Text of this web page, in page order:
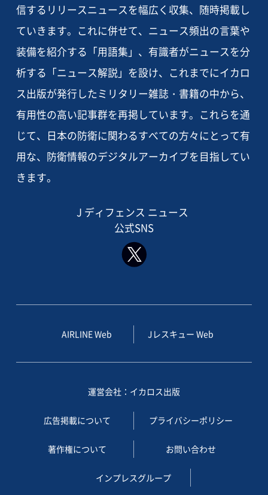
信するリリースニュースを幅広く収集、随時掲載し
ていきます。これに併せて、ニュース頻出の言葉や
装備を紹介する「用語集」、有識者がニュースを分
析する「ニュース解説」を設け、これまでにイカロ
ス出版が発行したミリタリー雑誌・書籍の中から、
有用性の高い記事群を再掲しています。これらを通
じて、日本の防衛に関わるすべての方々にとって有
用な、防衛情報のデジタルアーカイブを目指してい
きます。
J ディフェンス ニュース
公式SNS
AIRLINE Web Jレスキュー Web
運営会社：イカロス出版
広告掲載について プライバシーポリシー
著作権について お問い合わせ
インプレスグループ